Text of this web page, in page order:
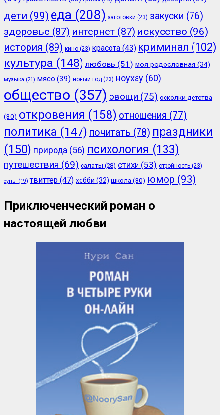
дети (99) еда (208) заготовки (23) закуски (76)
здоровье (87) интернет (87) искусство (96)
история (89) кино (23) красота (43) криминал (102)
культура (148) любовь (51) моя родословная (34)
музыка (21) мясо (39) новый год (23) ноухау (60)
общество (357) овощи (75) осколки детства
(30) откровения (158) отношения (77)
политика (147) почитать (78) праздники
(150) природа (56) психология (133)
путешествия (69) салаты (28) стихи (53) стройность (23)
супы (19) твиттер (47) хобби (32) школа(30) юмор (93)
Приключенческий роман о
настоящей любви